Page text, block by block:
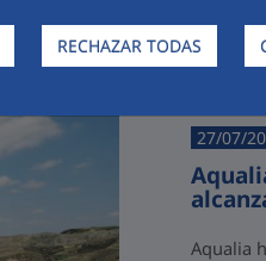
RECHAZAR TODAS
Últimas
27/07/
Aqualia